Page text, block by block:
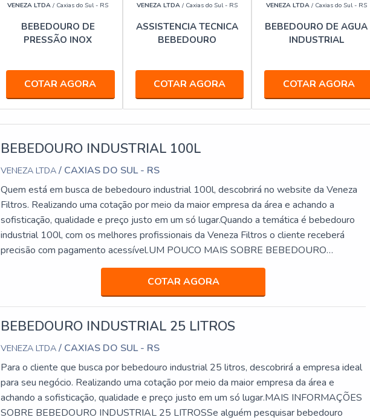
VENEZA LTDA / Caxias do Sul - RS
BEBEDOURO DE
PRESSÃO INOX
COTAR AGORA
VENEZA LTDA/ Caxias do Sul - RS
ASSISTENCIA TECNICA
BEBEDOURO
COTAR AGORA
VENEZA LTDA/ Caxias do Sul - RS
BEBEDOURO DE AGUA
INDUSTRIAL
COTAR AGORA
BEBEDOURO INDUSTRIAL 100L
VENEZA LTDA/ CAXIAS DO SUL - RS
Quem está em busca de bebedouro industrial 100l, descobrirá no website da Veneza
Filtros. Realizando uma cotação por meio da maior empresa da área e achando a
sofisticação, qualidade e preço justo em um só lugar.Quando a temática é bebedouro
industrial 100l, com os melhores profissionais da Veneza Filtros o cliente receberá
precisão com pagamento acessível.UM POUCO MAIS SOBRE BEBEDOURO
INDUSTRIAL 100LA Veneza Filtros canaliza sua energi...
COTAR AGORA
BEBEDOURO INDUSTRIAL 25 LITROS
VENEZA LTDA/ CAXIAS DO SUL - RS
Para o cliente que busca por bebedouro industrial 25 litros, descobrirá a empresa ideal
para seu negócio. Realizando uma cotação por meio da maior empresa da área e
achando a sofisticação, qualidade e preço justo em um só lugar.MAIS INFORMAÇÕES
SOBRE BEBEDOURO INDUSTRIAL 25 LITROSSe alguém pesquisar bebedouro